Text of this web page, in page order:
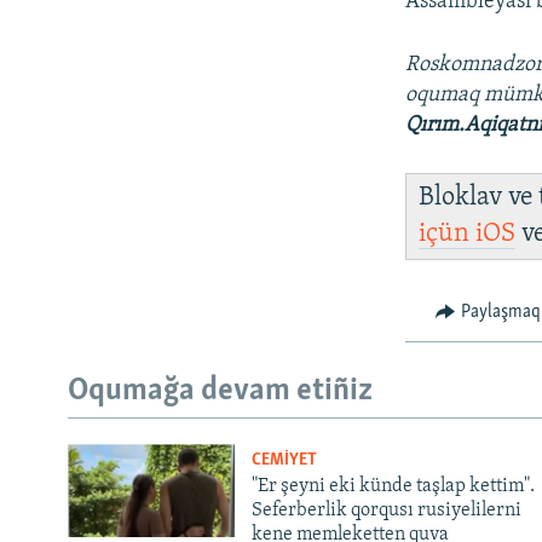
oqumaq
Bloklav ve
içüniOS
Paylaşmaq
Oqumağa devam etiñiz
CEMİYET
"Er şeyni eki künde taşlap kettim".
Seferberlik qorqusı rusiyelilerni
kene memleketten quva